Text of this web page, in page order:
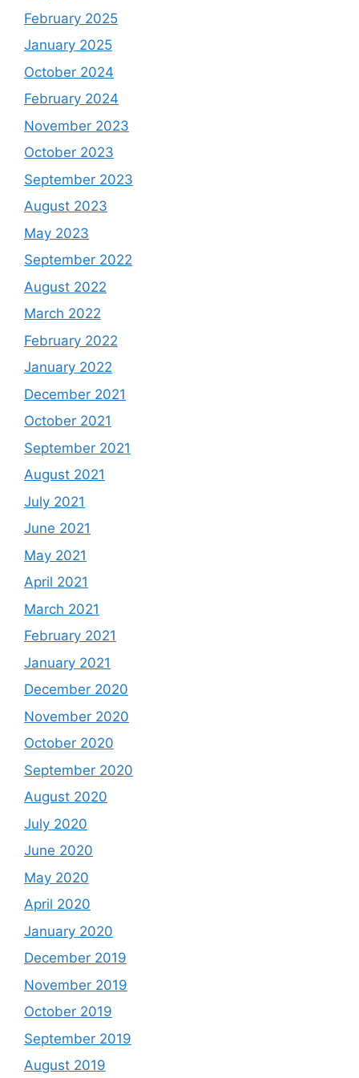
February 2025
January 2025
October 2024
February 2024
November 2023
October 2023
September 2023
August 2023
May 2023
September 2022
August 2022
March 2022
February 2022
January 2022
December 2021
October 2021
September 2021
August 2021
July 2021
June 2021
May 2021
April 2021
March 2021
February 2021
January 2021
December 2020
November 2020
October 2020
September 2020
August 2020
July 2020
June 2020
May 2020
April 2020
January 2020
December 2019
November 2019
October 2019
September 2019
August 2019